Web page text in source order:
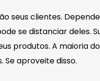
seus clientes.
se distanciar
produtos. A maioria
aproveite disso.